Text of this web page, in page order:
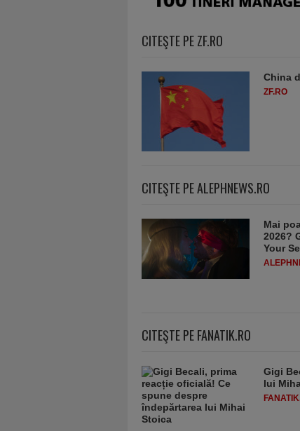
CITEŞTE PE ZF.RO
China
ZF.RO
CITEŞTE PE ALEPHNEWS.RO
Mai
2026?
Your
CITEŞTE PE FANATIK.RO
Gigi
lui